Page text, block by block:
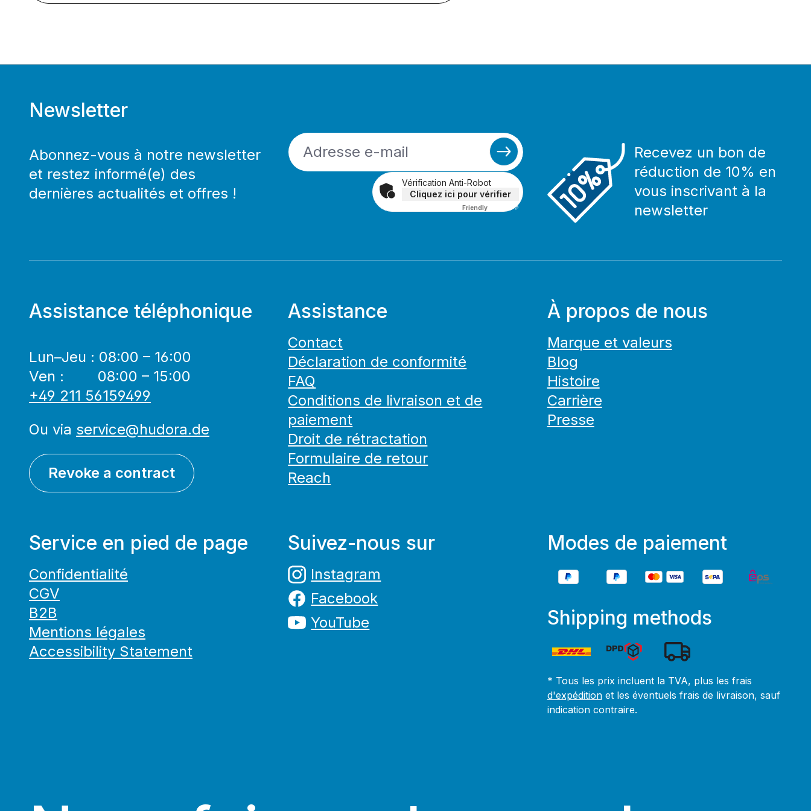
Newsletter
Abonnez-vous à notre newsletter
et restez informé(e) des
dernières actualités et offres !
Vérification Anti-Robot
Cliquez ici pour vérifier
FriendlyCaptcha ⇗
Recevez un bon de
réduction de 10% en
vous inscrivant à la
newsletter
Assistance téléphonique
Lun–Jeu : 08:00 – 16:00
Ven : 08:00 – 15:00
+49 211 56159499
Ou via service@hudora.de
Revoke a contract
Assistance
Contact
Déclaration de conformité
FAQ
Conditions de livraison et de
paiement
Droit de rétractation
Formulaire de retour
Reach
À propos de nous
Marque et valeurs
Blog
Histoire
Carrière
Presse
Service en pied de page
Confidentialité
CGV
B2B
Mentions légales
Accessibility Statement
Suivez-nous sur
Instagram
Facebook
YouTube
Modes de paiement
Shipping methods
* Tous les prix incluent la TVA, plus les frais
d'expéditionet les éventuels frais de livraison, sauf
indication contraire.